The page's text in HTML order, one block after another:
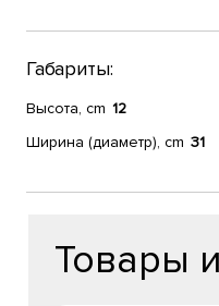
Габариты:
Высота, cm 12
Ширина (диаметр), cm 31
Товары